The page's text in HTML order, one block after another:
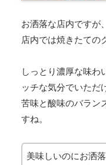
お洒落な店内ですが
店内では焼きたての
しっとり濃厚な味わ
ッチな気分でいただ
苦味と酸味のバラン
すね。
美味しいのにお洒